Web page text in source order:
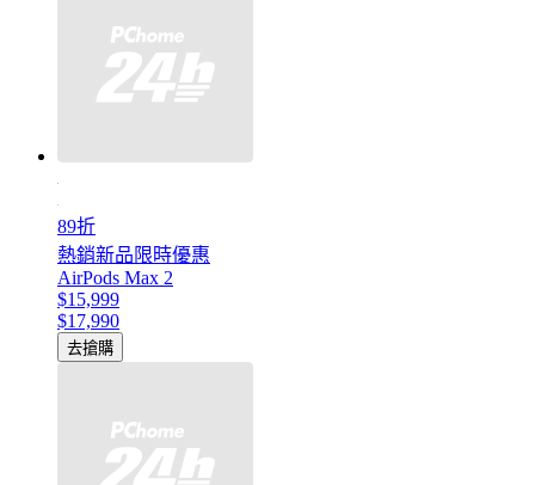
89折
熱銷新品限時優惠
AirPods Max 2
$15,999
$17,990
去搶購